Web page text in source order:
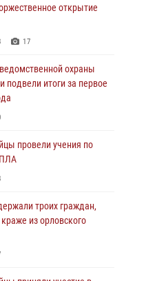
города Орла
за первое полугодие
задержали 15 лиц,
2
приняли от граждан
открытие
17
охраны
подвели итоги за первое
провели учения по
троих граждан,
из орловского